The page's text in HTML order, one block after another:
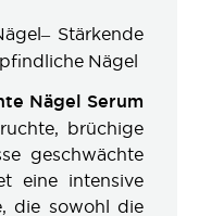
Stärkende
Nägel
Nägel Serum
brüchige
geschwächte
eine intensive
die sowohl die